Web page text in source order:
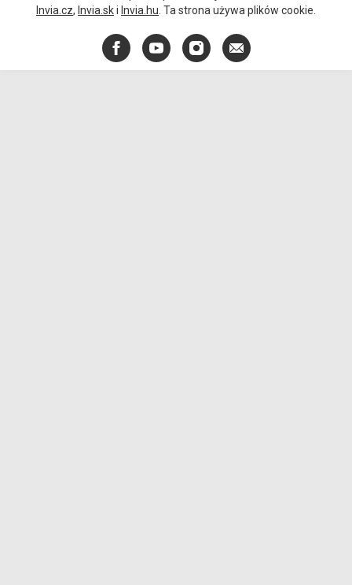
Invia.cz, Invia.ski Invia.hu . Ta strona używa plików cookie.
FacebookYouTubeInstagram
E-
mail